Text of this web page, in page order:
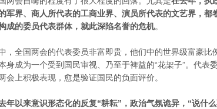
军界、商人所代表的工商业界、演员所代表的文艺界，都
成的委员代表群体，就此深陷名誉的危机。
，全国两会的代表委员非富即贵，他们中的世界级富豪比
身成为一个受到国民审视、乃至于裨益的“花架子”。代表
会上积极表现，愈是验证国民的负面评价。
年以来意识形态化的反复“耕耘”，政治气氛诡异，“说什